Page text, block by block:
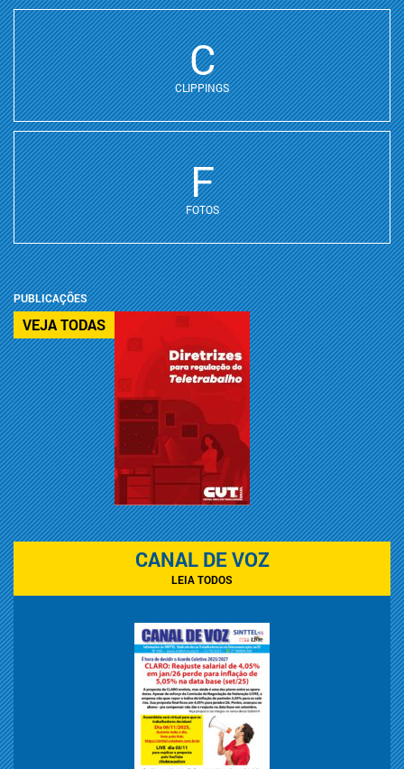
C
CLIPPINGS
F
FOTOS
PUBLICAÇÕES
VEJA TODAS
CANAL DE VOZ
LEIA TODOS